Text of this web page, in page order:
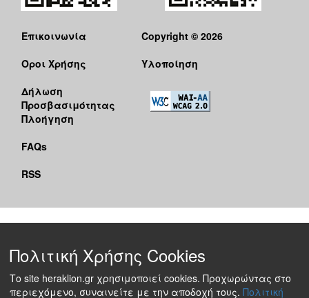
Επικοινωνία
Όροι Χρήσης
Δήλωση
Προσβασιμότητας
Πλοήγηση
FAQs
RSS
Copyright © 2026
Υλοποίηση
Πολιτική Χρήσης Cookies
Το site heraklion.gr χρησιμοποιεί cookies. Προχωρώντας στο
περιεχόμενο, συναινείτε με την αποδοχή τους. Πολιτική